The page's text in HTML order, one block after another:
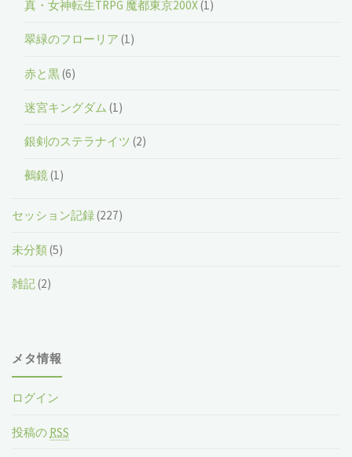
真・女神転生TRPG 魔都東京200X(1)
翠緑のフローリア (1)
赤と黒(6)
迷宮キングダム (1)
銀剣のステラナイツ (2)
鵺鏡(1)
セッション記録(227)
未分類(5)
雑記(2)
メタ情報
ログイン
投稿の RSS